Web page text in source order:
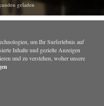
geladen
um Ihr Surferlebnis auf
Inhalte und gezielte Anzeigen
und zu verstehen, woher unsere